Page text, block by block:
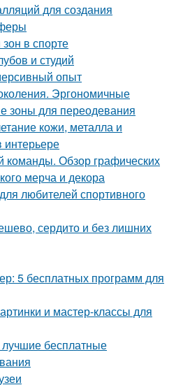
для создания
в спорте
и студий
опыт
Эргономичные
зоны для переодевания
кожи, металла и
интерьере
команды. Обзор графических
мерча и декора
любителей спортивного
сердито и без лишних
5 бесплатных программ для
и мастер-классы для
бесплатные